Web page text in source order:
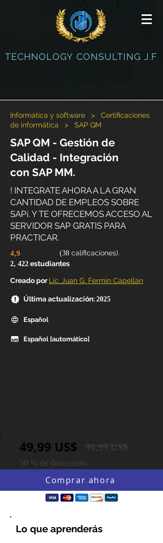
TECHNOLOGY CONSULTING J.F
Informática y software > Certificaciones
de informática > SAP QM
SAP QM - Gestión de
Calidad - Integración
con SAP MM.
! INTEGRATE AHORA A LA GRAN
CANTIDAD DE EMPLEOS SOBRE
SAP¡. Y TE OFRECEMOS ACCESO AL
SERVIDOR SAP GRATIS PARA
PRACTICAR.
4,9 (38 calificaciones).
2, 422 estudiantes
Creado porLic. Juan G. Fermin Capellan
Última actualización: 2025
Español
Español [automático]
49,99 US$ 99,99 US$
50 % de descuento
Comprar ahora
Lo que aprenderás